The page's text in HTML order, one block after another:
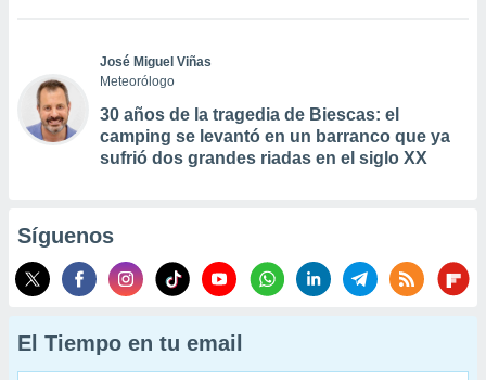
José Miguel Viñas
Meteorólogo
30 años de la tragedia de Biescas: el
camping se levantó en un barranco que ya
sufrió dos grandes riadas en el siglo XX
Síguenos
El Tiempo en tu email